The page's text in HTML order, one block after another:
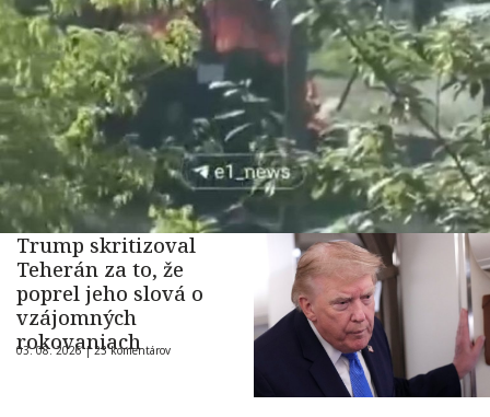
Trump skritizoval
Teherán za to, že
poprel jeho slová o
vzájomných
rokovaniach
03. 08. 2026 |23 komentárov